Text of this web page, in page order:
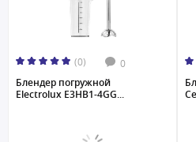
(0) 0
Блендер погружной
Electrolux E3HB1-4GG...